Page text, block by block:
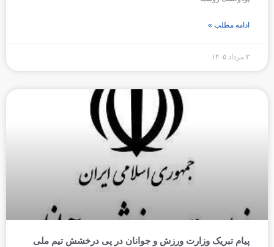
ادامه مطلب »
۳ مرداد ۱۴۰۵
پیام تبریک وزارت ورزش و جوانان در پی درخشش تیم ملی